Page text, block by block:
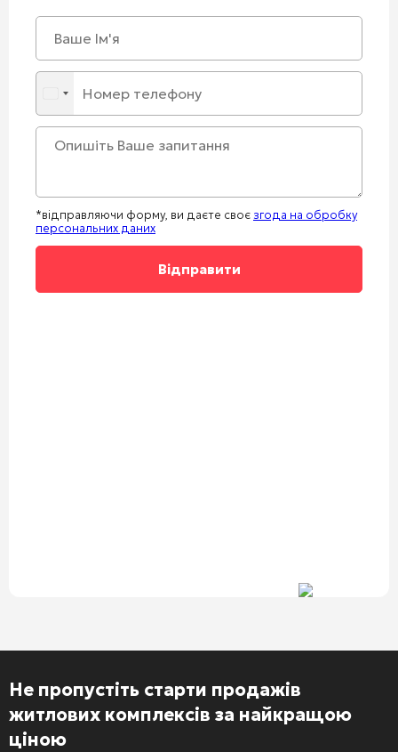
*відправляючи форму, ви даєте своє згода на обробку
персональних даних
Не пропустіть старти продажів
житлових комплексів за найкращою
ціною